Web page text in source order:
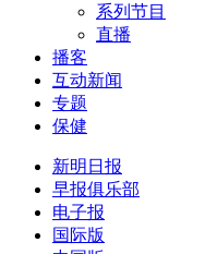
系列节目
直播
播客
互动新闻
专题
保健
新明日报
早报俱乐部
电子报
国际版